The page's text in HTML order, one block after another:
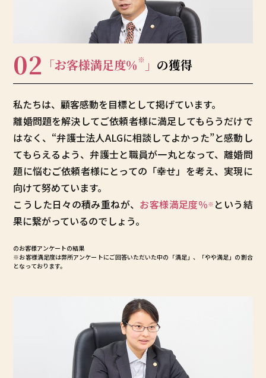
02 「お客様満足度％※ 」 の獲得
私たちは、顧客感動を目標として掲げています。
離婚問題を解決してご依頼者様に満足してもらうだけで
はなく、“弁護士法人ALGに相談してよかった”と感動し
てもらえるよう、弁護士と職員が一丸となって、離婚問
題に悩むご依頼者様にとっての「幸せ」を考え、実現に
向けて努めています。
こうした日々の積み重ねが、 お客様満足度％※ という結
果に繋がっているのでしょう。
のお客様アンケートの結果
※お客様満足度は弊所アンケートにご回答いただいた中の「満足」、「やや満足」の割合
となっております。